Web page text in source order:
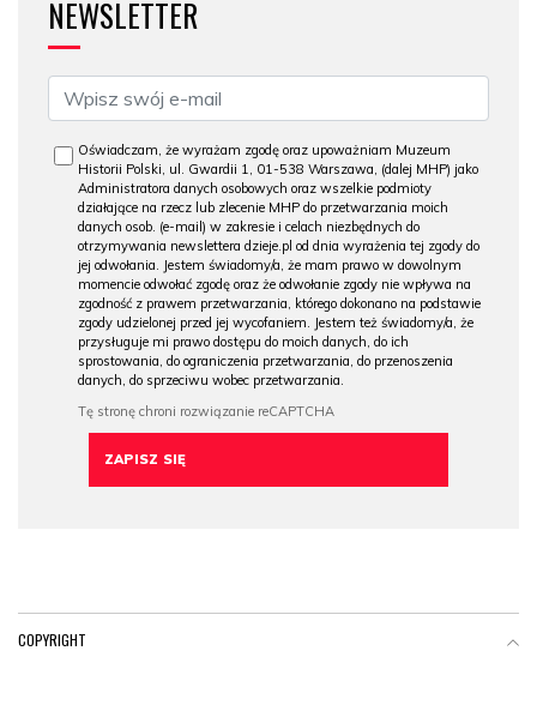
NEWSLETTER
Oświadczam, że wyrażam zgodę oraz upoważniam Muzeum
Historii Polski, ul. Gwardii 1, 01-538 Warszawa, (dalej MHP) jako
Administratora danych osobowych oraz wszelkie podmioty
działające na rzecz lub zlecenie MHP do przetwarzania moich
danych osob. (e-mail) w zakresie i celach niezbędnych do
otrzymywania newslettera dzieje.pl od dnia wyrażenia tej zgody do
jej odwołania. Jestem świadomy/a, że mam prawo w dowolnym
momencie odwołać zgodę oraz że odwołanie zgody nie wpływa na
zgodność z prawem przetwarzania, którego dokonano na podstawie
zgody udzielonej przed jej wycofaniem. Jestem też świadomy/a, że
przysługuje mi prawo dostępu do moich danych, do ich
sprostowania, do ograniczenia przetwarzania, do przenoszenia
danych, do sprzeciwu wobec przetwarzania.
COPYRIGHT